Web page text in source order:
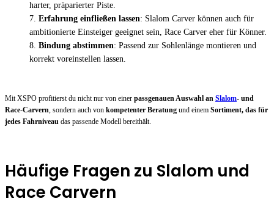
harter, präparierter Piste.
Erfahrung einfließen lassen: Slalom Carver können auch für
ambitionierte Einsteiger geeignet sein, Race Carver eher für Könner.
Bindung abstimmen: Passend zur Sohlenlänge montieren und
korrekt voreinstellen lassen.
Mit XSPO profitierst du nicht nur von einer passgenauen Auswahl an Slalom- und
Race-Carvern, sondern auch von kompetenter Beratung und einem Sortiment, das für
jedes Fahrniveau das passende Modell bereithält.
Häufige Fragen zu Slalom und
Race Carvern